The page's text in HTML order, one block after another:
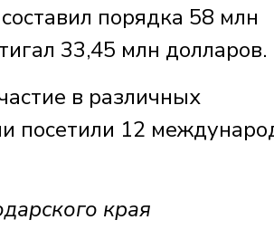
порядка 58 млн
33,45 млн долларов.
в различных
посетили 12
края